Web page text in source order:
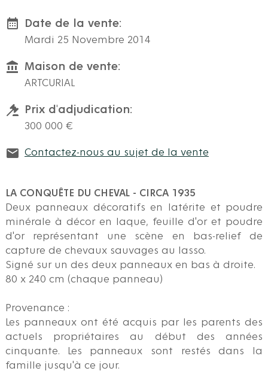
Date de la vente:
Mardi 25 Novembre 2014
Maison de vente:
ARTCURIAL
Prix d'adjudication:
300 000 €
Contactez-nous au sujet de la vente
LA CONQUÊTE DU CHEVAL - CIRCA 1935
Deux panneaux décoratifs en latérite et poudre
minérale à décor en laque, feuille d'or et poudre
d'or représentant une scène en bas-relief de
capture de chevaux sauvages au lasso.
Signé sur un des deux panneaux en bas à droite.
80 x 240 cm (chaque panneau)
Provenance :
Les panneaux ont été acquis par les parents des
actuels propriétaires au début des années
cinquante. Les panneaux sont restés dans la
famille jusqu'à ce jour.